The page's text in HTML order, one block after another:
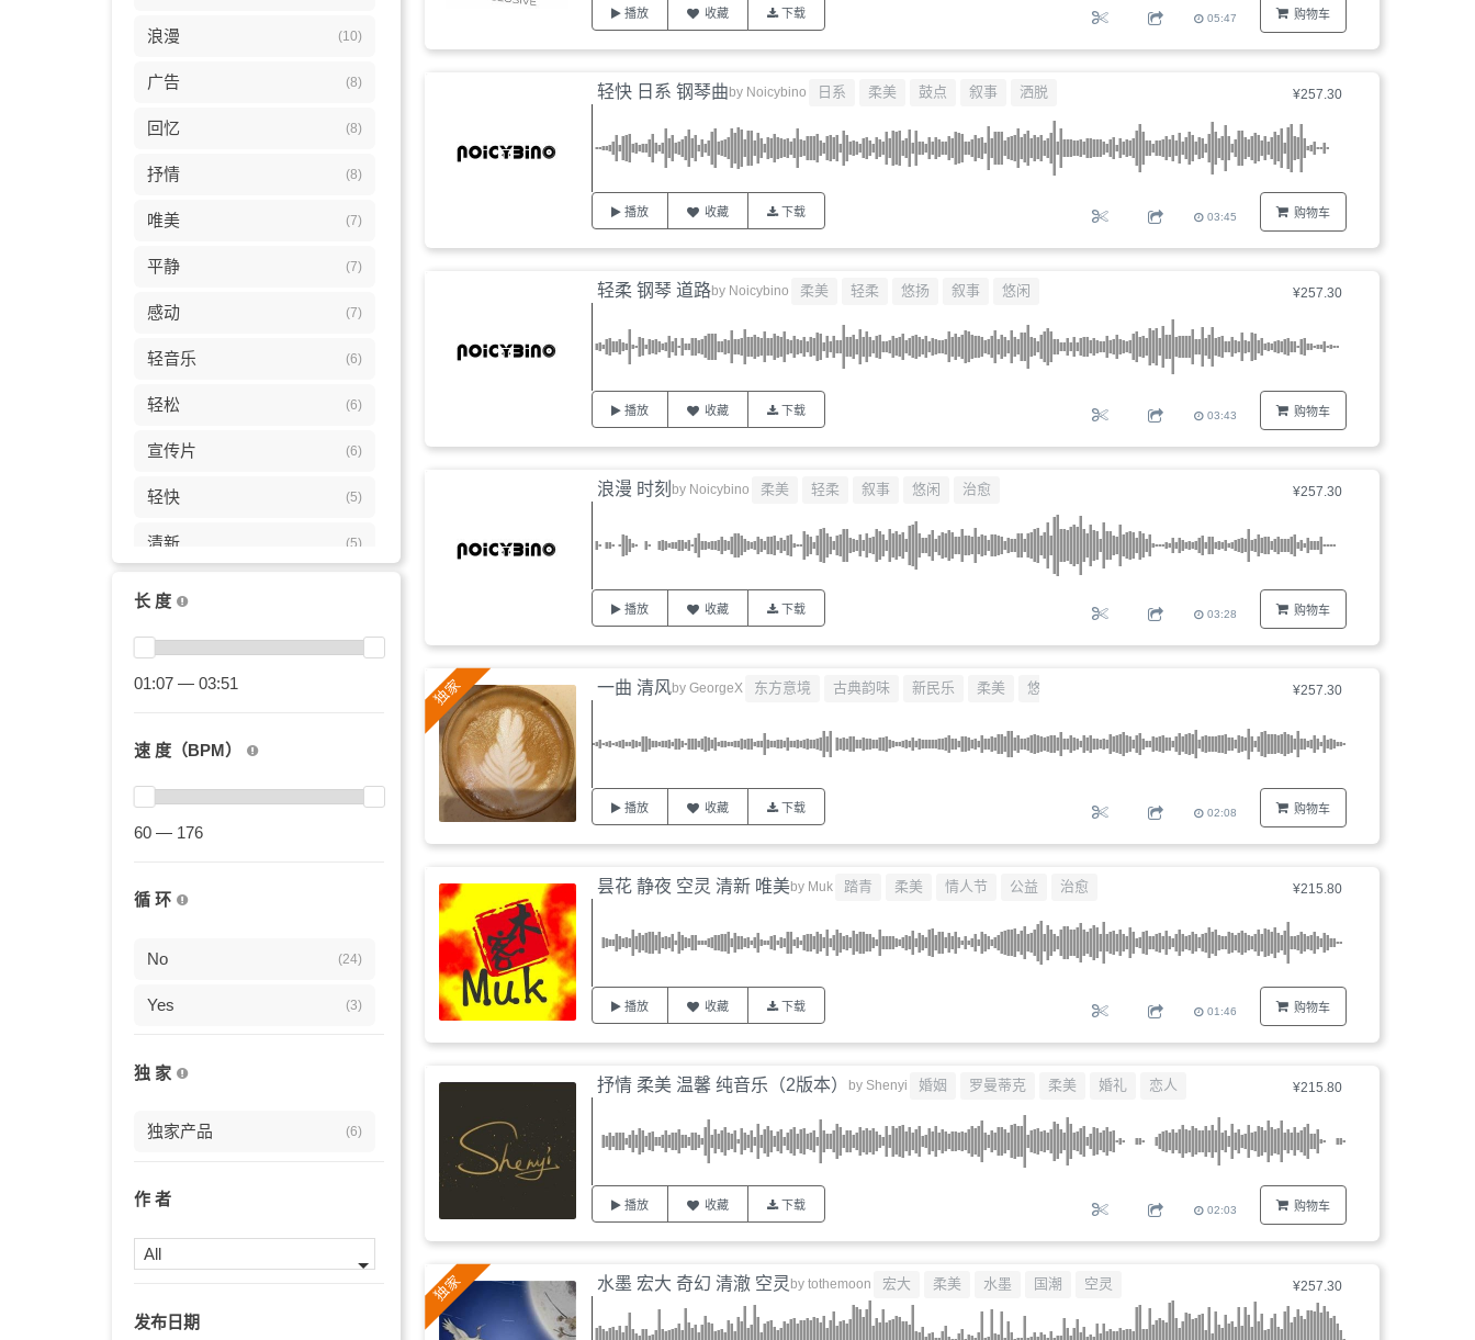
浪漫 (10)
广告 (8)
回忆 (8)
抒情 (8)
唯美 (7)
平静 (7)
感动 (7)
轻音乐 (6)
轻松 (6)
宣传片 (6)
轻快 (5)
清新 (5)
治愈
温馨
氛围
安静
忧伤 (4)
风景 (4)
弦乐 (4)
预告片
电视剧 (4)
中国风
长 度
01:07 — 03:51
速 度（BPM）
60 — 176
循 环
No (24)
Yes (3)
独 家
独家产品 (6)
作 者
All
发布日期
购物车
播放 收藏 下载 05:47
¥257.30
购物车
轻快 日系 钢琴曲by Noicybino 日系 柔美 鼓点 叙事 洒脱
播放 收藏 下载 03:45
¥257.30
购物车
轻柔 钢琴 道路by Noicybino 柔美 轻柔 悠扬 叙事 悠闲
播放 收藏 下载 03:43
¥257.30
购物车
浪漫 时刻 by Noicybino 柔美 轻柔 叙事 悠闲 治愈
播放 收藏 下载 03:28
¥257.30
购物车
一曲 清风by GeorgeX 东方意境 古典韵味 新民乐 柔美 悠扬
播放 收藏 下载 02:08
¥215.80
购物车
昙花 静夜 空灵 清新 唯美by Muk 踏青 柔美 情人节 公益 治愈
播放 收藏 下载 01:46
¥215.80
购物车
抒情 柔美 温馨 纯音乐（2版本） by Shenyi 婚姻 罗曼蒂克 柔美 婚礼 恋人
播放 收藏 下载 02:03
¥257.30
水墨 宏大 奇幻 清澈 空灵 by tothemoon 宏大 柔美 水墨 国潮 空灵